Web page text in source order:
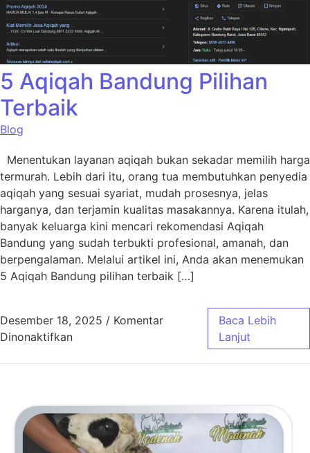
5 Aqiqah Bandung Pilihan
Terbaik
Blog
Menentukan layanan aqiqah bukan sekadar memilih harga
termurah. Lebih dari itu, orang tua membutuhkan penyedia
aqiqah yang sesuai syariat, mudah prosesnya, jelas
harganya, dan terjamin kualitas masakannya. Karena itulah,
banyak keluarga kini mencari rekomendasi Aqiqah
Bandung yang sudah terbukti profesional, amanah, dan
berpengalaman. Melalui artikel ini, Anda akan menemukan
5 Aqiqah Bandung pilihan terbaik […]
Desember 18, 2025 / Komentar
Dinonaktifkanpada 5 Aqiqah Bandung Pilihan Terbaik
Baca Lebih
Lanjut